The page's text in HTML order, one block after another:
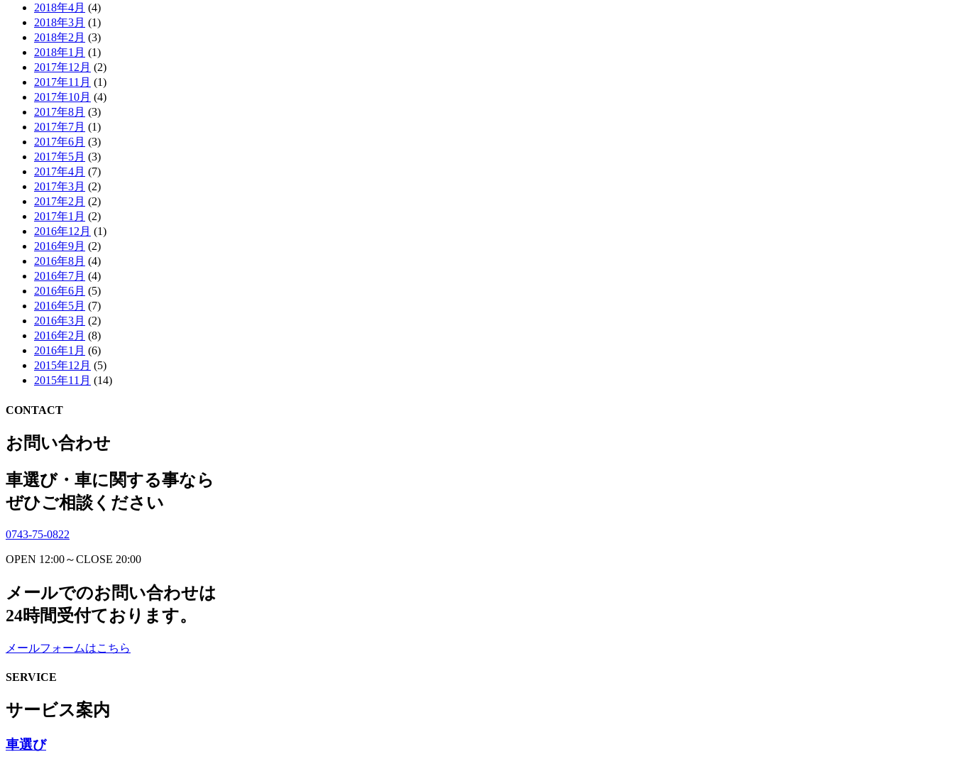
2018年4月 (4)
2018年3月 (1)
2018年2月 (3)
2018年1月 (1)
2017年12月 (2)
2017年11月 (1)
2017年10月 (4)
2017年8月 (3)
2017年7月 (1)
2017年6月 (3)
2017年5月 (3)
2017年4月 (7)
2017年3月 (2)
2017年2月 (2)
2017年1月 (2)
2016年12月 (1)
2016年9月 (2)
2016年8月 (4)
2016年7月 (4)
2016年6月 (5)
2016年5月 (7)
2016年3月 (2)
2016年2月 (8)
2016年1月 (6)
2015年12月 (5)
2015年11月 (14)
CONTACT
お問い合わせ
車選び・車に関する事なら
ぜひご相談ください
0743-75-0822
OPEN 12:00～CLOSE 20:00
メールでのお問い合わせは
24時間受付ております。
メールフォームはこちら
SERVICE
サービス案内
車選び